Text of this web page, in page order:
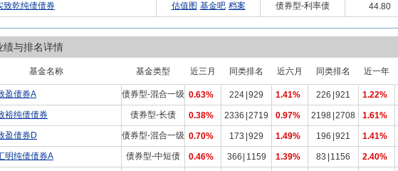
致乾纯债债券 估值图 基金吧 档案 债券型-利率债 44.80
绩与排名详情
基金名称 基金类型 近三月 同类排名 近六月 同类排名 近一年
盈债券A 债券型-混合一级 0.63% 224 929 1.41% 226 921 1.22%
裕纯债债券 债券型-长债 0.38% 2336 2719 0.97% 2198 2708 1.61%
盈债券D 债券型-混合一级 0.70% 173 929 1.49% 196 921 1.41%
明纯债债券A 债券型-中短债 0.46% 366 1159 1.39% 83 1156 2.40%